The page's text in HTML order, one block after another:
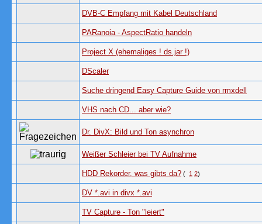
DVB-C Empfang mit Kabel Deutschland
PARanoia - AspectRatio handeln
Project X (ehemaliges ! ds.jar !)
DScaler
Suche dringend Easy Capture Guide von rmxdell
VHS nach CD... aber wie?
Dr. DivX: Bild und Ton asynchron
Weißer Schleier bei TV Aufnahme
HDD Rekorder, was gibts da? ( 1 2)
DV *.avi in divx *.avi
TV Capture - Ton "leiert"